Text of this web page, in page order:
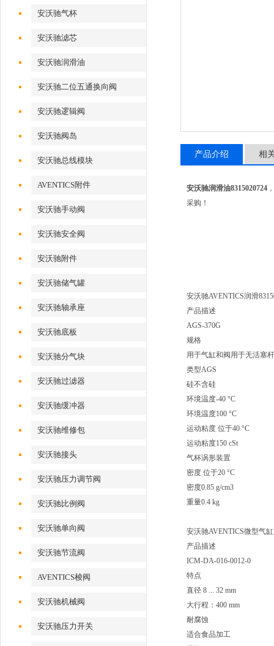
安沃驰气杯
安沃驰滤芯
安沃驰润滑油
安沃驰二位五通换向阀
安沃驰逻辑阀
安沃驰阀岛
安沃驰总线模块
AVENTICS附件
安沃驰手动阀
安沃驰安全阀
安沃驰附件
安沃驰储气罐
安沃驰轴承座
安沃驰底板
安沃驰分气块
安沃驰过滤器
安沃驰缓冲器
安沃驰维修包
安沃驰接头
安沃驰压力调节阀
安沃驰比例阀
安沃驰单向阀
安沃驰节流阀
AVENTICS梭阀
安沃驰机械阀
安沃驰压力开关
产品介绍 相
安沃驰润滑油8315020724
采购！
安沃驰AVENTICS润滑
产品描述
AGS-370G
规格
用于气缸和阀用于无活塞
类型AGS
硅不含硅
环境温度-40 °C
环境温度100 °C
运动粘度 位于40 °C
运动粘度150 cSt
气杯涡形装置
密度 位于20 °C
密度0.85 g/cm3
重量0.4 kg
安沃驰AVENTICS微型气
产品描述
ICM-DA-016-0012-0
特点
直径 8 ... 32 mm
大行程：400 mm
耐腐蚀
适合食品加工